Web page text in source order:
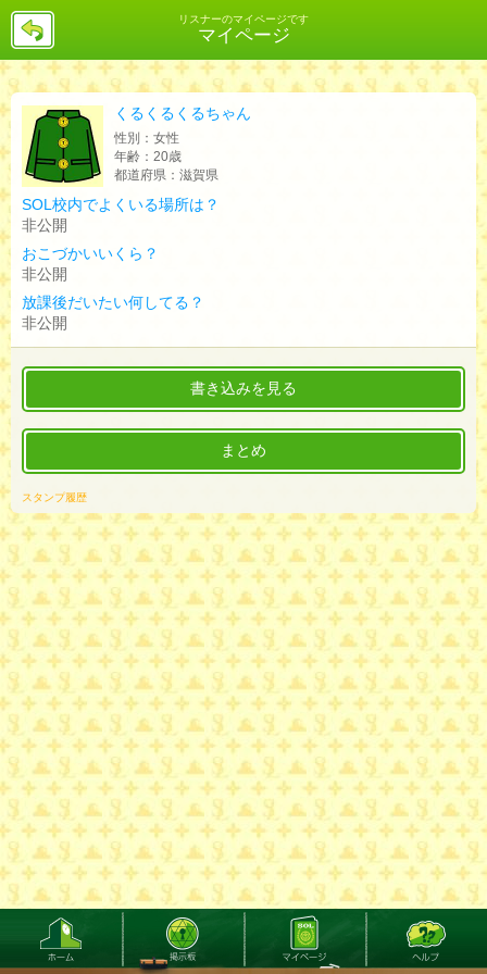
リスナーのマイページです
マイページ
戻
くるくるくるちゃん
性別： 女性
年齢： 20歳
都道府県： 滋賀県
SOL校内でよくいる場所は？
非公開
おこづかいいくら？
非公開
放課後だいたい何してる？
非公開
書き込みを見る
まとめ
スタンプ履歴